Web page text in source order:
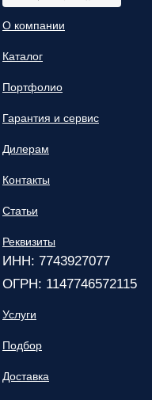
О компании
Каталог
Портфолио
Гарантия и сервис
Дилерам
Контакты
Статьи
Реквизиты
ИНН: 7743927077
ОГРН: 1147746572115
Услуги
Подбор
Доставка